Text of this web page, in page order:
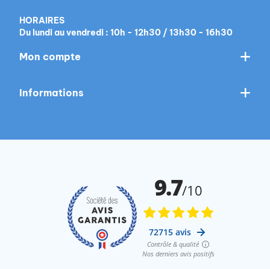
HORAIRES
Du lundi au vendredi : 10h - 12h30 / 13h30 - 16h30
Mon compte
Informations